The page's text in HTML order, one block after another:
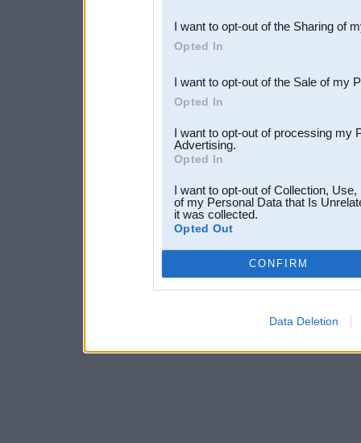
Downstream Participants
third parties.
I want to opt-out of the Sharing of
Opted In
I want to opt-out of the Sale of my
Opted In
I want to opt-out of processing my
Advertising.
Opted In
I want to opt-out of Collection,
of my Personal Data that Is
it was collected.
Opted Out
CONFIRM
Data Deletion